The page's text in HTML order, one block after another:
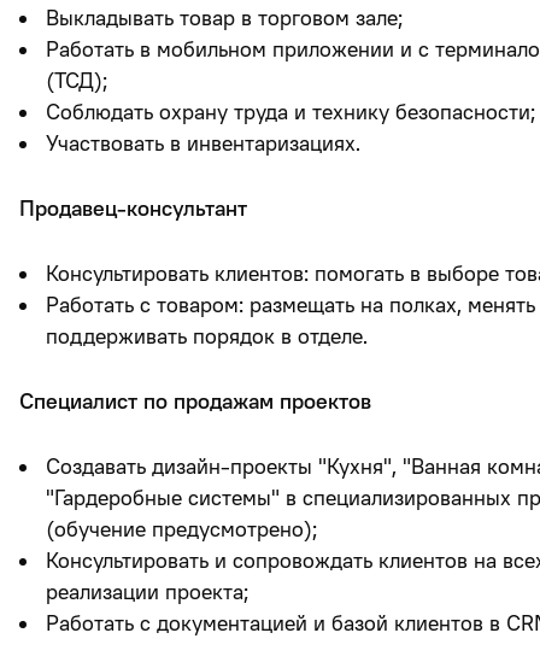
Выкладывать товар в торговом зале;
Работать в мобильном приложении и с
(ТСД);
Соблюдать охрану труда и технику безопасности;
Участвовать в инвентаризациях.
Продавец-консультант
Консультировать клиентов: помогать в выборе
Работать с товаром: размещать на полках,
поддерживать порядок в отделе.
Специалист по продажам проектов
Создавать дизайн-проекты "Кухня", "Ванная
"Гардеробные системы" в специализированных
(обучение предусмотрено);
Консультировать и сопровождать клиентов на
реализации проекта;
Работать с документацией и базой клиентов в